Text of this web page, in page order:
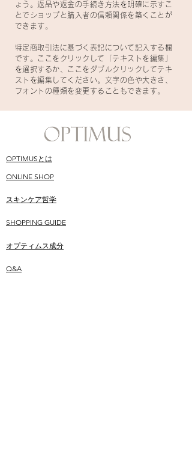
ょう。返品や返金の手続き方法を明確に示すこ
とでショップと購入者の信頼関係を築くことが
できます。
特定商取引法に基づく表記について記入する欄
です。ここをクリックして「テキストを編集」
を選択するか、ここをダブルクリックしてテキ
ストを編集してください。文字の色や大きさ、
フォントの種類を変更することもできます。
OPTIMUSとは
ONLINE SHOP
​スキンケア哲学
SHOPPING GUIDE
​オプティムス成分
Q&A